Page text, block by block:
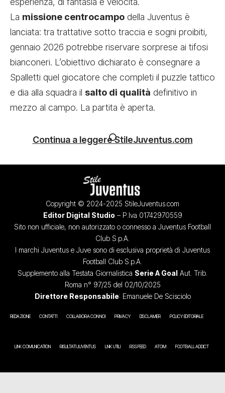
La missione centrocampo della Juventus è
lanciata: tra trattative sotto traccia e sogni proibiti,
gennaio 2026 potrebbe riservare sorprese ai tifosi
bianconeri. L’obiettivo dichiarato è consegnare a
Spalletti quel giocatore che completi il puzzle tattico
e dia alla squadra il salto di qualità definitivo in
mezzo al campo. La partita è aperta.
Continua a leggere StileJuventus.com
Copyright © 2024-2025 StileJuventus.com
Editor Digital Studio – P.Iva 01742970559
Sito non ufficiale, non autorizzato o connesso a Juventus Football
Club S.p.A.
I marchi Juventus e Juve sono di esclusiva proprietà di Juventus
Football Club S.p.A.
Supplemento alla Testata Giornalistica Serie A Goal Aut. Trib.
Roma n° 97/25 del 02/10/2025
Direttore Responsabile: Emanuele De Scisciolo
REDAZIONE CONTATTI COLLABORA CON NOI PRIVACY DISCLAIMER POLICY EDITORIALE
LINK COMUNICATION RISULTATI JUVENTUS LINK UTILI RSS FEED ATOM FOOTBALL ADDICT